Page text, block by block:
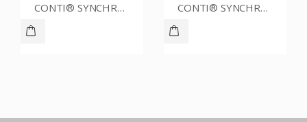
CONTI® SYNCHROBELT 70XL037 CONTI® SYNCHROBELT 88XL031